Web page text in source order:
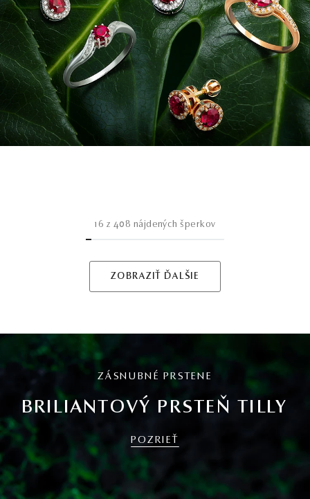
16 z 408 nájdených šperkov
ZOBRAZIŤ ĎALŠIE
ZÁSNUBNÉ PRSTENE
BRILIANTOVÝ PRSTEŇ TILLY
POZRIEŤ